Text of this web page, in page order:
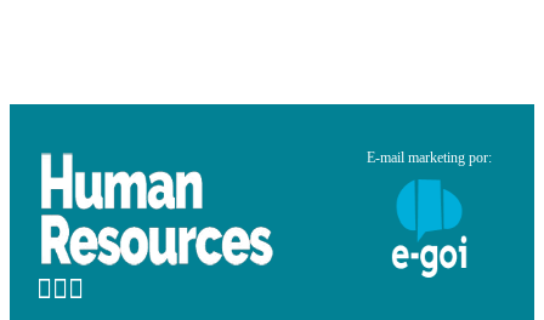
E-mail marketing por: